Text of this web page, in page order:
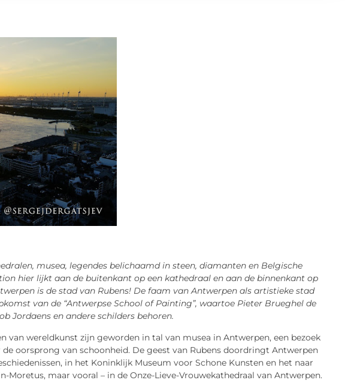
musea, legendes belichaamd in steen, diamanten en Belgische
hier lijkt aan de buitenkant op een kathedraal en aan de binnenkant op
is de stad van Rubens! De faam van Antwerpen als artistieke stad
van de “Antwerpse School of Painting”, waartoe Pieter Brueghel de
Jordaens en andere schilders behoren.
van wereldkunst zijn geworden in tal van musea in Antwerpen, een bezoek
oorsprong van schoonheid. De geest van Rubens doordringt Antwerpen
in het Koninklijk Museum voor Schone Kunsten en het naar
maar vooral – in de Onze-Lieve-Vrouwekathedraal van Antwerpen.